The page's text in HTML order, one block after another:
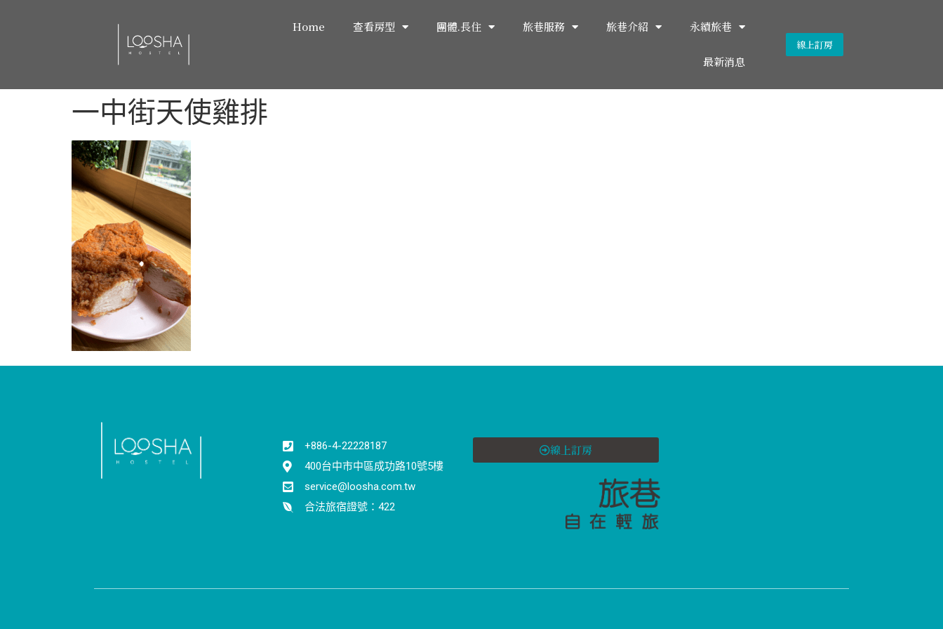
Home 查看房型 團體.長住 旅巷服務 旅巷介紹 永續旅巷
最新消息
線上訂房
一中街天使雞排
+886-4-22228187
400台中市中區成功路10號5樓
service@loosha.com.tw
合法旅宿證號：422
線上訂房